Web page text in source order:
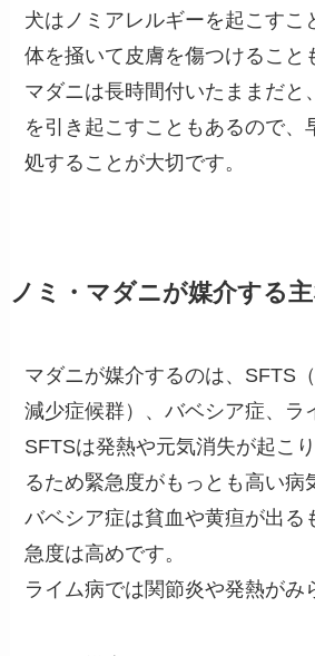
犬はノミアレルギーを起こすこ
体を掻いて皮膚を傷つけること
マダニは長時間付いたままだと
を引き起こすこともあるので、
処することが大切です。
ノミ・マダニが媒介する
マダニが媒介するのは、SFTS
減少症候群）、バベシア症、ラ
SFTSは発熱や元気消失が起こ
るため緊急度がもっとも高い病
バベシア症は貧血や黄疸が出る
急度は高めです。
ライム病では関節炎や発熱がみ